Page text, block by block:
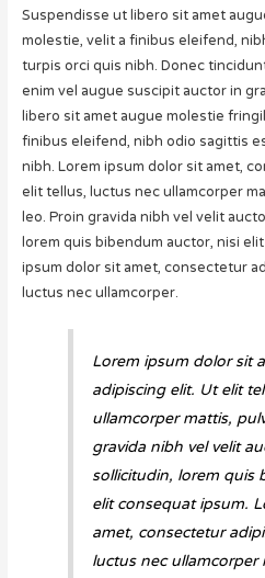
Suspendisse ut libero sit amet
molestie, velit a finibus eleifend,
turpis orci quis nibh. Donec
enim vel augue suscipit auctor in
libero sit amet augue molestie
finibus eleifend, nibh odio sagittis
nibh. Lorem ipsum dolor sit amet,
elit tellus, luctus nec ullamcorper
leo. Proin gravida nibh vel velit
lorem quis bibendum auctor, nisi
ipsum dolor sit amet, consectetur
luctus nec ullamcorper.
Lorem ipsum dolor sit
adipiscing elit. Ut elit
ullamcorper mattis,
gravida nibh vel velit
sollicitudin, lorem quis
elit consequat ipsum.
amet, consectetur
luctus nec ullamcorper